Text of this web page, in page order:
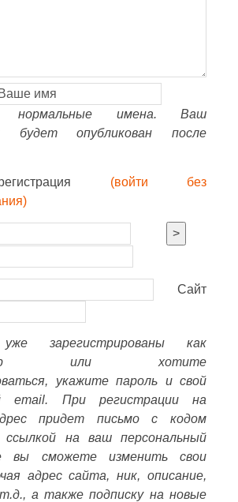
нормальные имена. Ваш
будет опубликован после
(войти без
>
Сайт
зарегистрированы как
или хотите
укажите пароль и свой
email. При регистрации на
придет письмо с кодом
на ваш персональный
вы сможете изменить свои
адрес сайта, ник, описание,
а также подписку на новые